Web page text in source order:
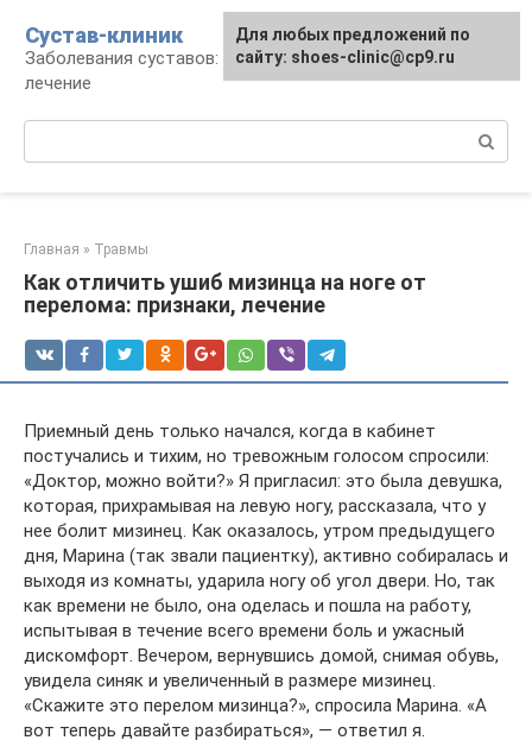
контенту
Сустав-клиник
Заболевания суставов: профилактика и
лечение
Главная » Травмы
Как отличить ушиб мизинца на ноге от
перелома: признаки, лечение
Приемный день только начался, когда в кабинет
постучались и тихим, но тревожным голосом спросили:
«Доктор, можно войти?» Я пригласил: это была девушка,
которая, прихрамывая на левую ногу, рассказала, что у
нее болит мизинец. Как оказалось, утром предыдущего
дня, Марина (так звали пациентку), активно собиралась и
выходя из комнаты, ударила ногу об угол двери. Но, так
как времени не было, она оделась и пошла на работу,
испытывая в течение всего времени боль и ужасный
дискомфорт. Вечером, вернувшись домой, снимая обувь,
увидела синяк и увеличенный в размере мизинец.
«Скажите это перелом мизинца?», спросила Марина. «А
вот теперь давайте разбираться», — ответил я.
Для любых предложений по
сайту: shoes-clinic@cp9.ru